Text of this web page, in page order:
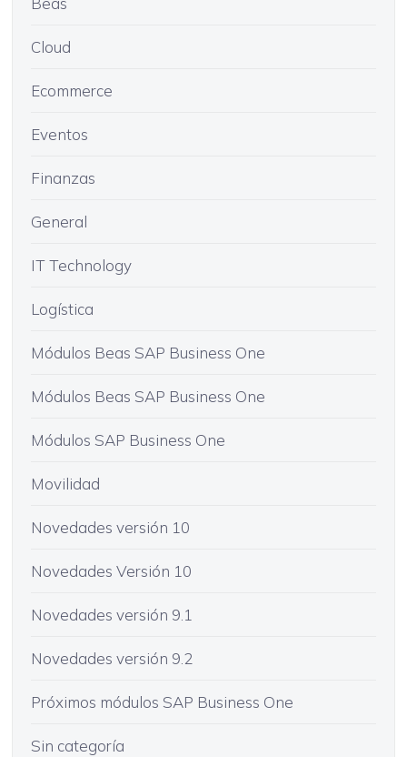
Cloud
Ecommerce
Eventos
Finanzas
General
IT Technology
Logística
Módulos Beas SAP Business One
Módulos Beas SAP Business One
Módulos SAP Business One
Movilidad
Novedades versión 10
Novedades Versión 10
Novedades versión 9.1
Novedades versión 9.2
Próximos módulos SAP Business One
Sin categoría